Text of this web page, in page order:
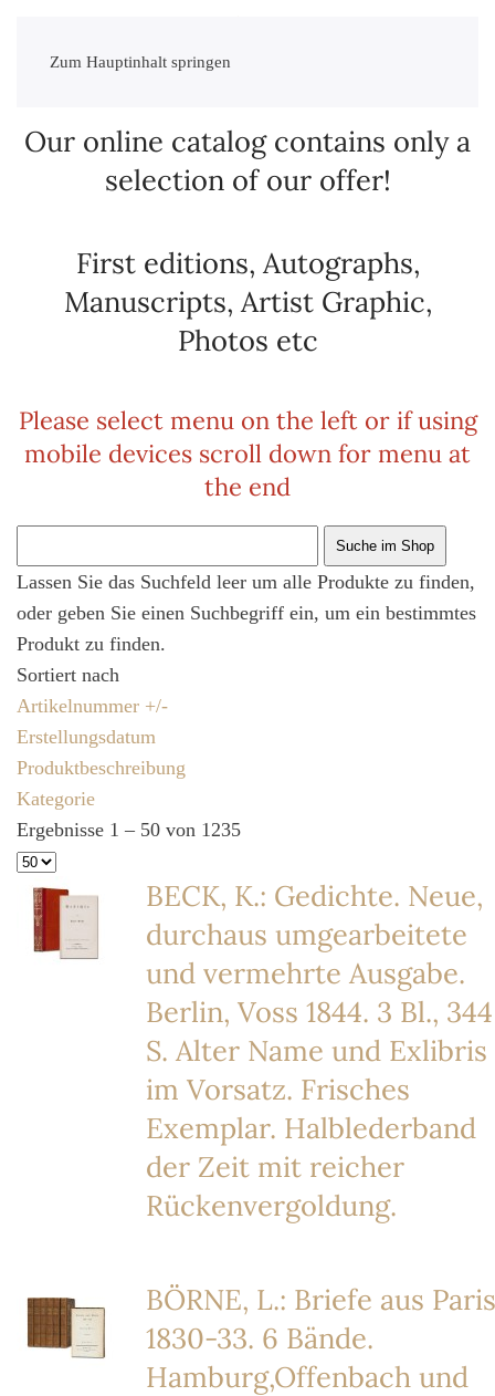
Zum Hauptinhalt springen
Our online catalog contains only a
selection of our offer!
First editions, Autographs,
Manuscripts, Artist Graphic,
Photos etc
Please select menu on the left or if using
mobile devices scroll down for menu at
the end
Lassen Sie das Suchfeld leer um alle Produkte zu finden,
oder geben Sie einen Suchbegriff ein, um ein bestimmtes
Produkt zu finden.
Sortiert nach
Artikelnummer +/-
Erstellungsdatum
Produktbeschreibung
Kategorie
Ergebnisse 1 – 50 von 1235
BECK, K.: Gedichte. Neue,
durchaus umgearbeitete
und vermehrte Ausgabe.
Berlin, Voss 1844. 3 Bl., 344
S. Alter Name und Exlibris
im Vorsatz. Frisches
Exemplar. Halblederband
der Zeit mit reicher
Rückenvergoldung.
BÖRNE, L.: Briefe aus Paris
1830-33. 6 Bände.
Hamburg,Offenbach und